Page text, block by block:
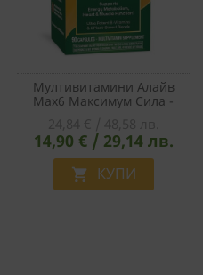
Мултивитамини Алайв
Max6 Максимум Сила -
14,90 € / 29,14 лв.
 КУПИ